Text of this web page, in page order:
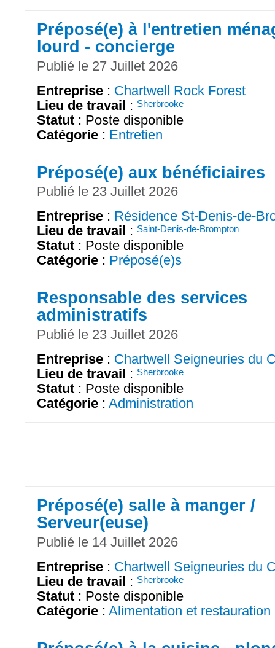
Préposé(e) à l'entretien
lourd - concierge
Publié le 27 Juillet 2026
Entreprise : Chartwell Rock Forest
Lieu de travail : Sherbrooke
Statut : Poste disponible
Catégorie : Entretien
Préposé(e) aux bénéficiaires
Publié le 23 Juillet 2026
Entreprise : Résidence St-Denis-de-
Lieu de travail : Saint-Denis-de-Brompton
Statut : Poste disponible
Catégorie : Préposé(e)s
Responsable des services
administratifs
Publié le 23 Juillet 2026
Entreprise : Chartwell Seigneuries du
Lieu de travail : Sherbrooke
Statut : Poste disponible
Catégorie : Administration
Préposé(e) salle à manger /
Serveur(euse)
Publié le 14 Juillet 2026
Entreprise : Chartwell Seigneuries du
Lieu de travail : Sherbrooke
Statut : Poste disponible
Catégorie : Alimentation et restauration